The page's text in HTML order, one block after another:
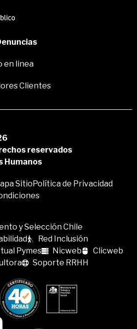
en linea
Clientes
reservados
Humanos
Sitio Política de Privacidad
y Selección Chile
Red Inclusión
Pymes
Nicweb
Clicweb
Soporte RRHH